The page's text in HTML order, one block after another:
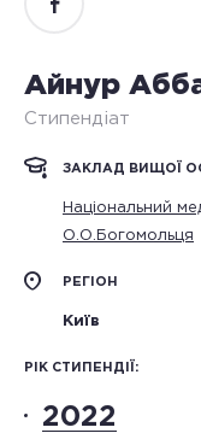
Айнур
Стипендіат
ЗАКЛАД ВИЩОЇ
Національний
О.О.Богомольця
РЕГІОН
Київ
РІК СТИПЕНДІЇ:
2022